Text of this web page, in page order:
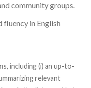
community groups.
fluency in English
including (i) an up-to-
relevant